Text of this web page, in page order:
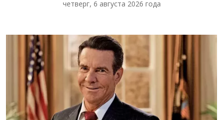
четверг, 6 августа 2026 года